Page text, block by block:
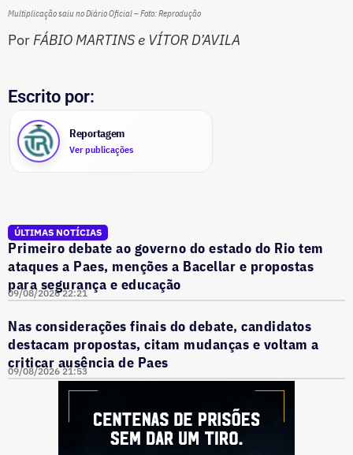
Multiplicação saiu no Diário Oficial – Foto: Reprodução
PorFÁBIO MARTINS e VÍTOR D’AVILA
Escrito por:
Reportagem
Ver publicações
ÚLTIMAS NOTÍCIAS
Primeiro debate ao governo do estado do Rio tem
ataques a Paes, menções a Bacellar e propostas
para segurança e educação
09/08/2026 22:21
Nas considerações finais do debate, candidatos
destacam propostas, citam mudanças e voltam a
criticar ausência de Paes
09/08/2026 21:53